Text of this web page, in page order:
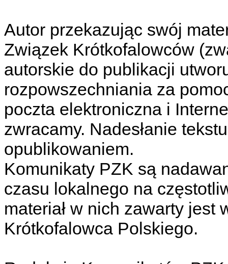
Autor przekazując swój
Związek Krótkofalowców
autorskie do publikacji
rozpowszechniania za
poczta elektroniczna i
zwracamy. Nadesłanie
opublikowaniem.
Komunikaty PZK są
czasu lokalnego na
materiał w nich zawarty jest
Krótkofalowca Polskiego.